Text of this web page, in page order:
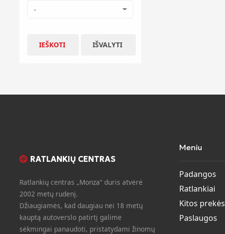
-
IEŠKOTI IŠVALYTI
RATLANKIŲ CENTRAS
Ratlankių centras „Monza“ duris atvėrė
2002 metų rudenį.
Džiaugiamės, kad daugiau nei 18 metų
kauptą autoverslo patirtį galime
sėkmingai panaudoti, pristatydami žinomų
Meniu
Padangos
Ratlankiai
Kitos prekės
Paslaugos